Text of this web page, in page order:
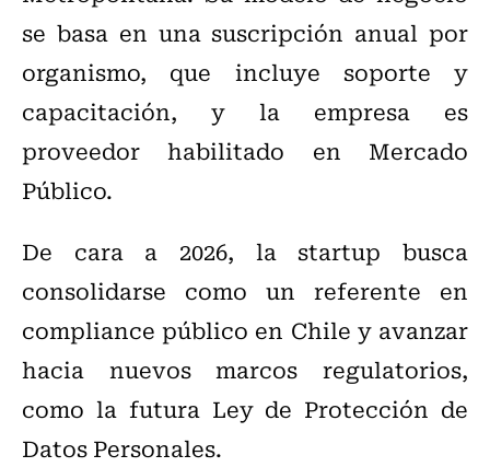
se basa en una suscripción anual por
organismo, que incluye soporte y
capacitación, y la empresa es
proveedor habilitado en Mercado
Público.
De cara a 2026, la startup busca
consolidarse como un referente en
compliance público en Chile y avanzar
hacia nuevos marcos regulatorios,
como la futura Ley de Protección de
Datos Personales.